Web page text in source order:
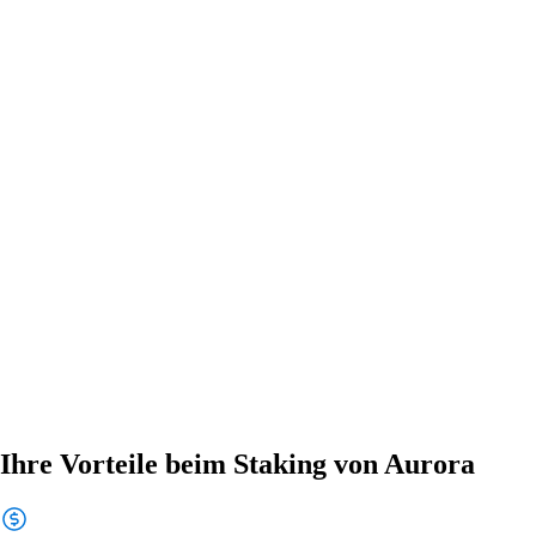
Ihre Vorteile beim Staking von Aurora